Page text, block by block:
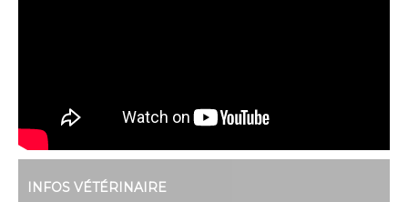
INFOS VÉTÉRINAIRE